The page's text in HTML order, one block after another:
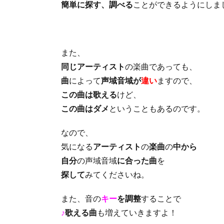
簡単に探す、調べることができるようにしま
また、
同じアーティストの楽曲であっても、
曲によって声域音域が違いますので、
この曲は歌えるけど、
この曲はダメ ということもあるのです。
なので、
気になるアーティストの楽曲の中から
自分の声域音域に合った曲を
探してみてくださいね。
また、音のキーを調整することで
♪歌える曲 も増えていきますよ！